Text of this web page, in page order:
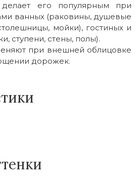
делает его популярным при
ванных (раковины, душевые
мойки), гостиных и
ступени, стены, полы).
при внешней облицовке
дорожек.